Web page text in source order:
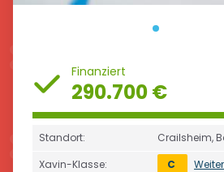
Finanziert
290.700 €
Standort:
Crailsheim,
Xavin-Klasse:
C